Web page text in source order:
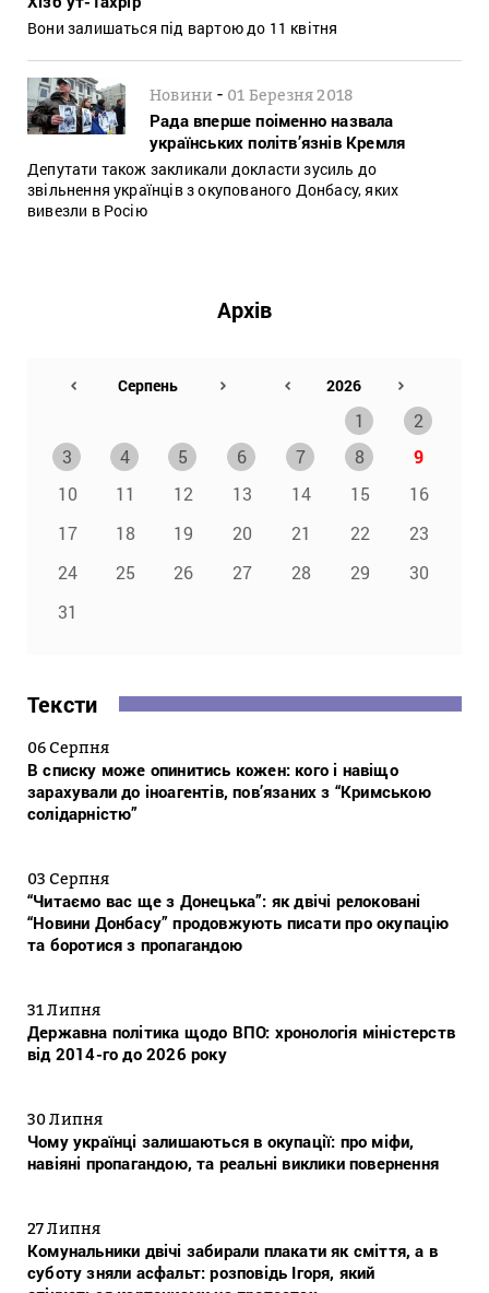
Вони залишаться під вартою до 11 квітня
Новини - 01 Березня 2018
Рада вперше поіменно назвала
українських політв’язнів Кремля
Депутати також закликали докласти зусиль до
звільнення українців з окупованого Донбасу, яких
вивезли в Росію
Архів
1
2
3
4 5 6 7 8
9
10
11 12 13 14 15
16
17
18 19 20 21 22
23
24
25 26 27 28 29
30
31
Тексти
06 Серпня
В списку може опинитись кожен: кого і навіщо
зарахували до іноагентів, пов’язаних з “Кримською
солідарністю”
03 Серпня
“Читаємо вас ще з Донецька”: як двічі релоковані
“Новини Донбасу” продовжують писати про окупацію
та боротися з пропагандою
31 Липня
Державна політика щодо ВПО: хронологія міністерств
від 2014-го до 2026 року
30 Липня
Чому українці залишаються в окупації: про міфи,
навіяні пропагандою, та реальні виклики повернення
27 Липня
Комунальники двічі забирали плакати як сміття, а в
суботу зняли асфальт: розповідь Ігоря, який